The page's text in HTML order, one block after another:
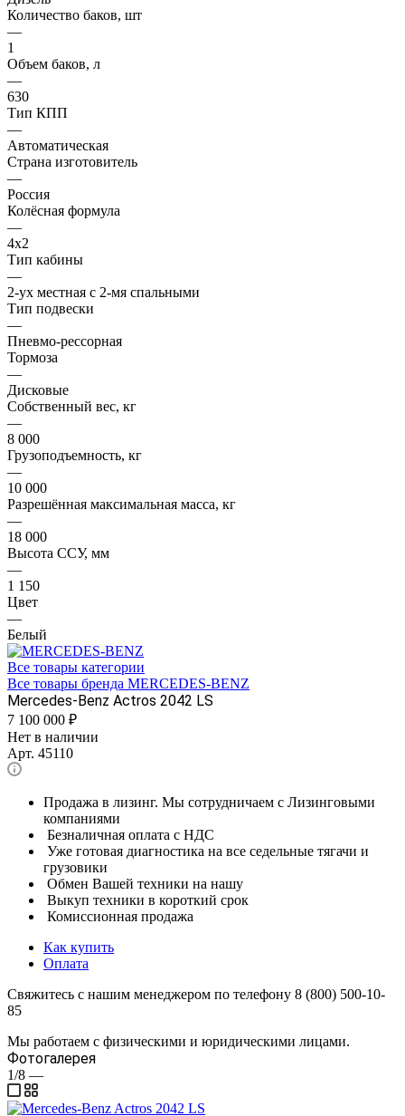
Количество баков, шт
—
1
Объем баков, л
—
630
Тип КПП
—
Автоматическая
Страна изготовитель
—
Россия
Колёсная формула
—
4x2
Тип кабины
—
2-ух местная с 2-мя спальными
Тип подвески
—
Пневмо-рессорная
Тормоза
—
Дисковые
Собственный вес, кг
—
8 000
Грузоподъемность, кг
—
10 000
Разрешённая максимальная масса, кг
—
18 000
Высота ССУ, мм
—
1 150
Цвет
—
Белый
Все товары категории
Все товары бренда MERCEDES-BENZ
Mercedes-Benz Actros 2042 LS
7 100 000 ₽
Нет в наличии
Арт. 45110
Продажа в лизинг. Мы сотрудничаем с Лизинговыми
компаниями
Безналичная оплата с НДС
Уже готовая диагностика на все седельные тягачи и
грузовики
Обмен Вашей техники на нашу
Выкуп техники в короткий срок
Комиссионная продажа
Как купить
Оплата
Свяжитесь с нашим менеджером по телефону 8 (800) 500-10-
85
Мы работаем с физическими и юридическими лицами.
Фотогалерея
1/8 —